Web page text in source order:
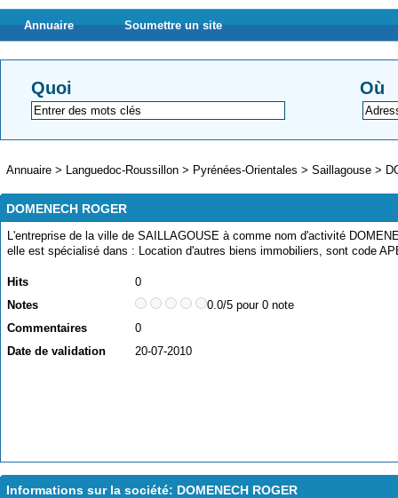
Annuaire Soumettre un site
Quoi Où
Annuaire > Languedoc-Roussillon > Pyrénées-Orientales > Saillagouse >
DOMENECH ROGER
L'entreprise de la ville de SAILLAGOUSE à comme nom d'activité
elle est spécialisé dans : Location d'autres biens immobiliers, sont code
Hits
0
Notes
0.0/5 pour 0 note
Commentaires
0
Date de validation
20-07-2010
Informations sur la société: DOMENECH ROGER